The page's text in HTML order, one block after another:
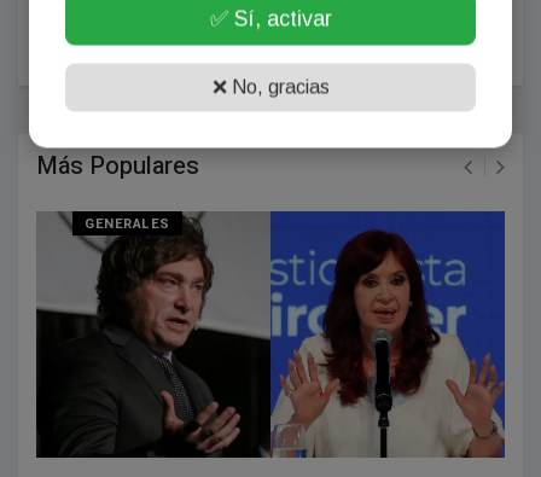
POSTEAR COMENTARIO
Más Populares
GENERALES
✅ Sí, activar
❌ No, gracias